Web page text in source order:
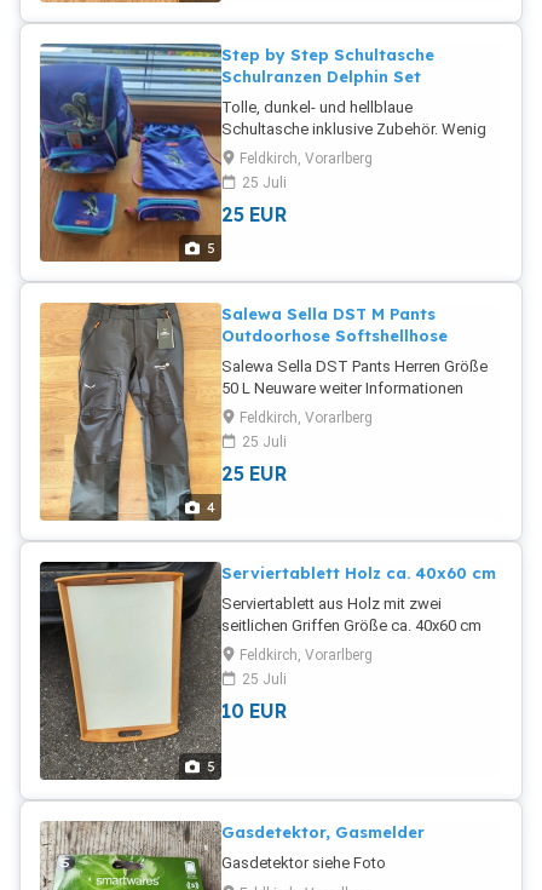
5
Step by Step Schultasche
Schulranzen Delphin Set
Tolle, dunkel- und hellblaue
Schultasche inklusive Zubehör. Wenig
gebraucht und daher in gutem Zusatand
(wurde nur 2 Jahre benutzt). Inklusive
Federschachtel, Schüttelpenal und
Sportbeutel. Die Delfine auf dem Deckel
werden.
Feldkirch, Vorarlberg
25 Juli
25 EUR
4
Salewa Sella DST M Pants
Outdoorhose Softshellhose
Salewa Sella DST Pants Herren Größe
50 L Neuware weiter Informationen
unter:Feldkirch, Vorarlberg
25 Juli
25 EUR
5
Serviertablett Holz ca. 40x60 cm
Serviertablett aus Holz mit zwei
seitlichen Griffen Größe ca. 40x60 cm
Feldkirch, Vorarlberg
25 Juli
10 EUR
Gasdetektor, Gasmelder
Gasdetektor siehe Foto